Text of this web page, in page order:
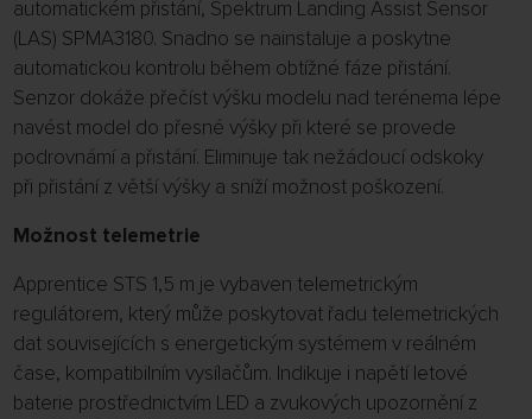
automatickém přistání, Spektrum Landing Assist Sensor
(LAS) SPMA3180. Snadno se nainstaluje a poskytne
automatickou kontrolu během obtížné fáze přistání.
Senzor dokáže přečíst výšku modelu nad terénema lépe
navést model do přesné výšky při které se provede
podrovnámí a přistání. Eliminuje tak nežádoucí odskoky
při přistání z větší výšky a sníží možnost poškození.
Možnost telemetrie
Apprentice STS 1,5 m je vybaven telemetrickým
regulátorem, který může poskytovat řadu telemetrických
dat souvisejících s energetickým systémem v reálném
čase, kompatibilním vysílačům. Indikuje i napětí letové
baterie prostřednictvím LED a zvukových upozornění z